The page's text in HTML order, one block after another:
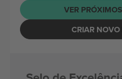
VER
CRIAR